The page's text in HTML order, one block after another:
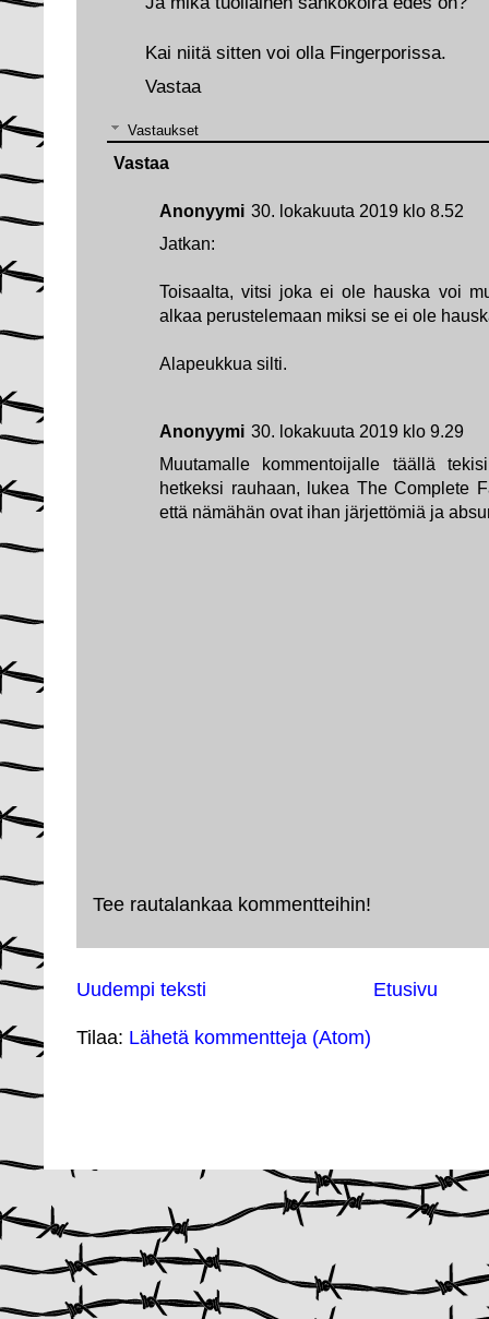
Kai niitä sitten voi olla Fingerporissa.
Vastaa
Vastaukset
Anonyymi 30. lokakuuta 2019 klo 8.52
Jatkan:
Toisaalta, vitsi joka ei ole hauska voi
alkaa perustelemaan miksi se ei ole
Alapeukkua silti.
Anonyymi 30. lokakuuta 2019 klo 9.29
Muutamalle kommentoijalle täällä
hetkeksi rauhaan, lukea The Complete
että nämähän ovat ihan järjettömiä ja
Vastaa
Tee rautalankaa kommentteihin!
Uudempi teksti Etusivu
Tilaa: Lähetä kommentteja (Atom)